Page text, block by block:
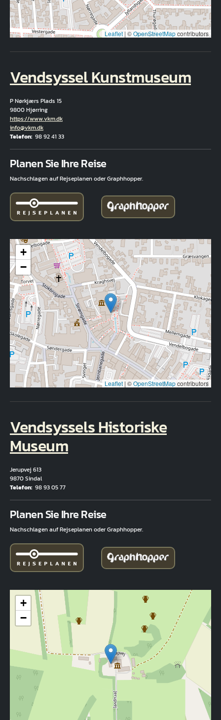
Leaflet | ©OpenStreetMapcontributors
Vendsyssel Kunstmuseum
P Nørkjærs Plads 15
9800 Hjørring
Hjemmeside
https://www.vkm.dk
E-Mail
info@vkm.dk
Telefon 98 92 41 33
Planen Sie Ihre Reise
Nachschlagen auf Rejseplanen oder Graphhopper.
+
−
Leaflet | ©OpenStreetMapcontributors
Vendsyssels Historiske
Museum
Jerupvej 613
9870 Sindal
Telefon 98 93 05 77
Planen Sie Ihre Reise
Nachschlagen auf Rejseplanen oder Graphhopper.
+
−